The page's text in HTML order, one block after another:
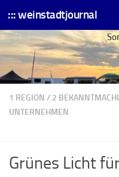
Skip to content
::: weinstadtjournal
1 REGION / 2
UNTERNEHMEN
Grünes Licht